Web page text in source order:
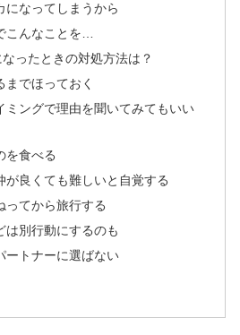
になってしまうから
こんなことを…
ったときの対処方法は？
でほっておく
ミングで理由を聞いてみてもいい
を食べる
が良くても難しいと自覚する
ってから旅行する
は別行動にするのも
ートナーに選ばない